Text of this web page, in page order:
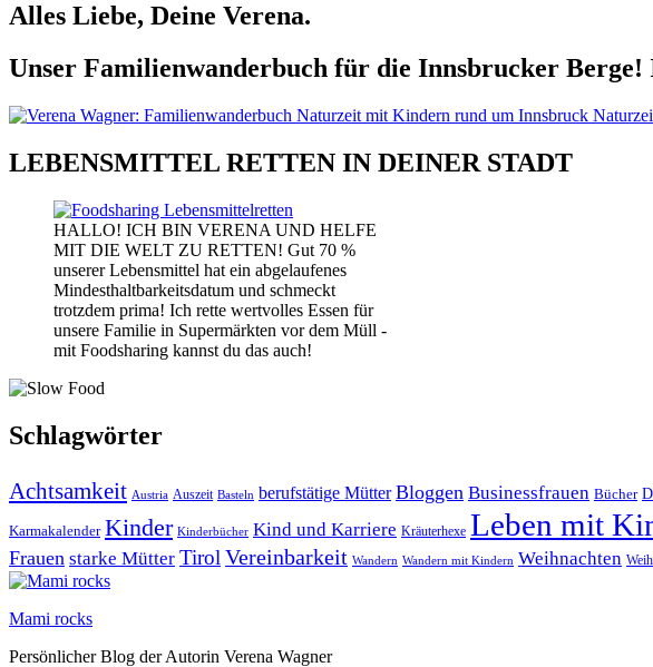
Alles Liebe, Deine Verena.
Unser Familienwanderbuch für die Innsbrucker
LEBENSMITTEL RETTEN IN DEINER STADT
HALLO! ICH BIN VERENA UND HELFE
MIT DIE WELT ZU RETTEN! Gut 70 %
unserer Lebensmittel hat ein abgelaufenes
Mindesthaltbarkeitsdatum und schmeckt
trotzdem prima! Ich rette wertvolles Essen für
unsere Familie in Supermärkten vor dem Müll -
mit Foodsharing kannst du das auch!
Schlagwörter
Achtsamkeit Austria Auszeit Basteln berufstätige Mütter Bloggen Businessfrauen Bücher
Karmakalender Kinder Kinderbücher Kind und Karriere Kräuterhexe Leben mit
Frauen starke Mütter Tirol Vereinbarkeit Wandern Wandern mit Kindern Weihnachten
Mami rocks
Persönlicher Blog der Autorin Verena Wagner